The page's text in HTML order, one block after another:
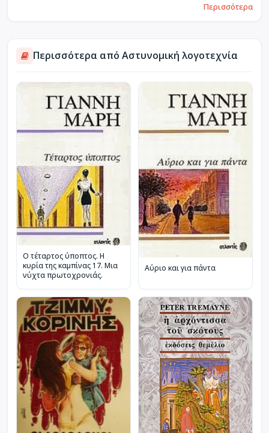
Περισσότερα
Περισσότερα από Αστυνομική λογοτεχνία
Ο τέταρτος ύποπτος. Η
κυρία της καμπίνας 17. Μια
νύχτα πρωτοχρονιάς.
Αύριο και για πάντα